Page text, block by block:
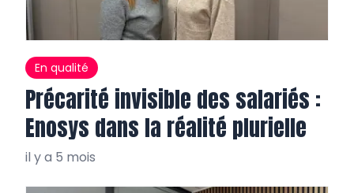
En qualité
Précarité invisible des salariés :
Enosys dans la réalité plurielle
il y a 5 mois